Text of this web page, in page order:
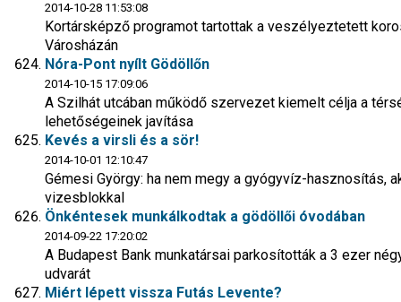
2014-10-28 11:53:08
Kortársképző programot tartottak a veszélyeztetett
Városházán
Nóra-Pont nyílt Gödöllőn
2014-10-15 17:09:06
A Szilhát utcában működő szervezet kiemelt célja a
lehetőségeinek javítása
Kevés a virsli és a sör!
2014-10-01 12:10:47
Gémesi György: ha nem megy a gyógyvíz-hasznosítás,
vizesblokkal
Önkéntesek munkálkodtak a gödöllői óvodában
2014-09-22 17:20:02
A Budapest Bank munkatársai parkosították a 3 ezer
udvarát
Miért lépett vissza Futás Levente?